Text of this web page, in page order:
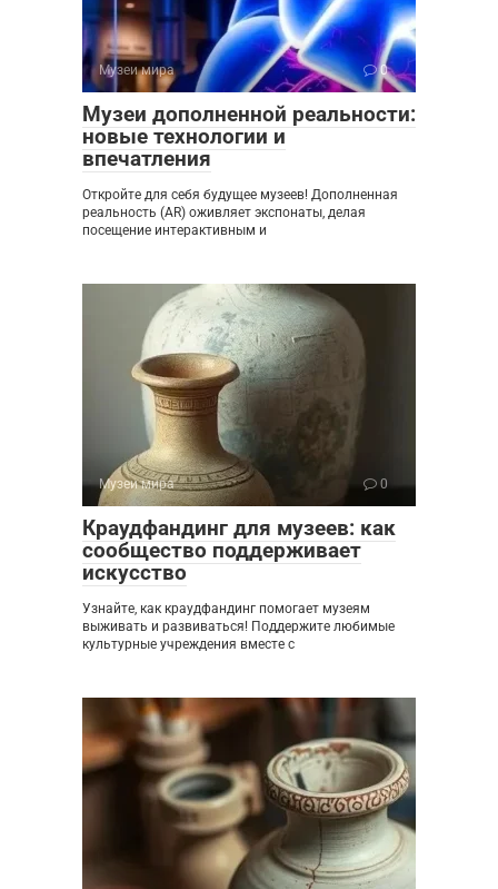
Музеи мира 0
Музеи дополненной реальности:
новые технологии и
впечатления
Откройте для себя будущее музеев! Дополненная
реальность (AR) оживляет экспонаты, делая
посещение интерактивным и
Музеи мира 0
Краудфандинг для музеев: как
сообщество поддерживает
искусство
Узнайте, как краудфандинг помогает музеям
выживать и развиваться! Поддержите любимые
культурные учреждения вместе с